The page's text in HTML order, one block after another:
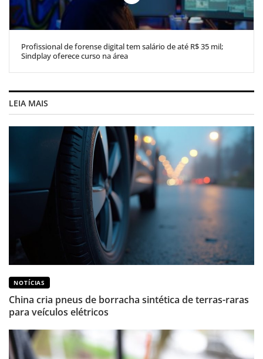
Profissional de forense digital tem salário de até R$ 35 mil;
Sindplay oferece curso na área
LEIA MAIS
NOTÍCIAS
China cria pneus de borracha sintética de terras-raras
para veículos elétricos